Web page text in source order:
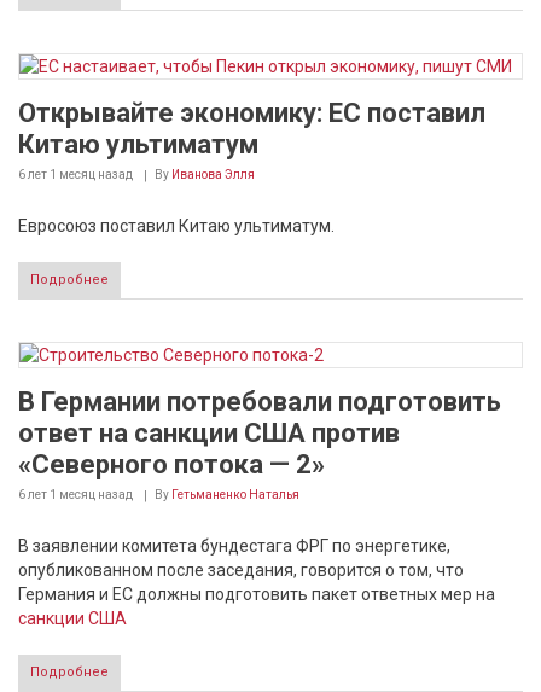
Открывайте экономику: ЕС поставил
Китаю ультиматум
6 лет 1 месяц назад By Иванова Элля
Евросоюз поставил Китаю ультиматум.
Подробнее
В Германии потребовали подготовить
ответ на санкции США против
«Северного потока — 2»
6 лет 1 месяц назад By Гетьманенко Наталья
В заявлении комитета бундестага ФРГ по энергетике,
опубликованном после заседания, говорится о том, что
Германия и ЕС должны подготовить пакет ответных мер на
санкции США
Подробнее